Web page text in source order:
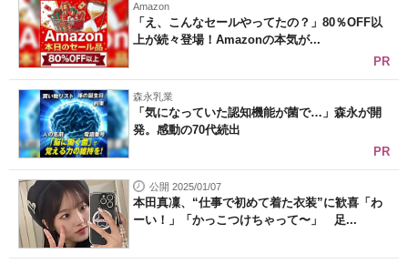
Amazon
「え、こんなセールやってたの？」80％OFF以
上が続々登場！Amazonの本気が...
PR
森永乳業
「気になっていた認知機能が菌で…」森永が開
発。感動の70代続出
PR
公開 2025/01/07
本田真凜、“仕事で初めて着た衣装”に歓喜「わ
ーい！」「かっこつけちゃって〜」 足...